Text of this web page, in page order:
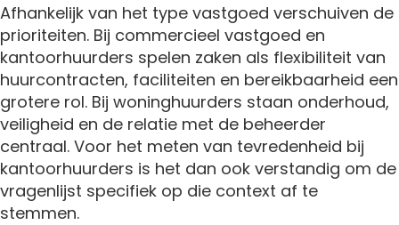
Afhankelijk van het type vastgoed verschuiven de
prioriteiten. Bij commercieel vastgoed en
kantoorhuurders spelen zaken als flexibiliteit van
huurcontracten, faciliteiten en bereikbaarheid een
grotere rol. Bij woninghuurders staan onderhoud,
veiligheid en de relatie met de beheerder
centraal. Voor het meten van tevredenheid bij
kantoorhuurders is het dan ook verstandig om de
vragenlijst specifiek op die context af te
stemmen.